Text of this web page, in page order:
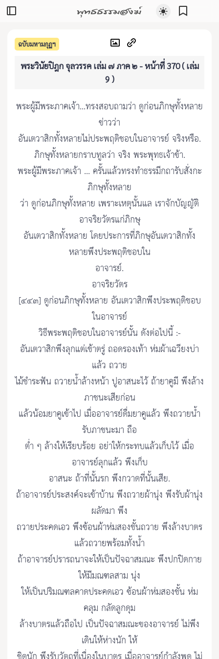
พุทธธรรมสงฆ์
ฉบับมหามกุฏฯ
พระวินัยปิฎก จุลวรรค เล่ม ๗ ภาค ๒ - หน้าที่ 370 ( เล่ม
9 )
พระผู้มีพระภาคเจ้า...ทรงสอบถามว่า ดูก่อนภิกษุทั้งหลาย
ข่าวว่า
อันเตวาสิกทั้งหลายไม่ประพฤติชอบในอาจารย์ จริงหรือ.
ภิกษุทั้งหลายกราบทูลว่า จริง พระพุทธเจ้าข้า.
พระผู้มีพระภาคเจ้า ... ครั้นแล้วทรงทำธรรมีกถารับสั่งกะ
ภิกษุทั้งหลาย
ว่า ดูก่อนภิกษุทั้งหลาย เพราะเหตุนั้นแล เราจักบัญญัติ
อาจริยวัตรแก่ภิกษุ
อันเตวาสิกทั้งหลาย โดยประการที่ภิกษุอันเตวาสิกทั้ง
หลายพึงประพฤติชอบใน
อาจารย์.
อาจริยวัตร
[๔๔๓] ดูก่อนภิกษุทั้งหลาย อันเตวาสิกพึงประพฤติชอบ
ในอาจารย์
วิธีพระพฤติชอบในอาจารย์นั้น ดังต่อไปนี้ :-
อันเตวาสิกพึงลุกแต่เช้าตรู่ ถอดรองเท้า ห่มผ้าเฉวียงบ่า
แล้ว ถวาย
ไม้ชำระฟัน ถวายน้ำล้างหน้า ปูอาสนะไว้ ถ้ายาคูมี พึงล้าง
ภาชนะเสียก่อน
แล้วน้อมยาคูเข้าไป เมื่ออาจารย์ดื่มยาคูแล้ว พึงถวายน้ำ
รับภาชนะมา ถือ
ต่ำ ๆ ล้างให้เรียบร้อย อย่าให้กระทบแล้วเก็บไว้ เมื่อ
อาจารย์ลุกแล้ว พึงเก็บ
อาสนะ ถ้าที่นั้นรก พึงกวาดที่นั้นเสีย.
ถ้าอาจารย์ประสงค์จะเข้าบ้าน พึงถวายผ้านุ่ง พึงรับผ้านุ่ง
ผลัดมา พึง
ถวายประคดเอว พึงซ้อนผ้าห่มสองชั้นถวาย พึงล้างบาตร
แล้วถวายพร้อมทั้งน้ำ
ถ้าอาจารย์ปรารถนาจะให้เป็นปัจฉาสมณะ พึงปกปิดกาย
ให้มีมณฑลสาม นุ่ง
ให้เป็นปริมณฑลคาดประคดเอว ซ้อนผ้าห่มสองชั้น ห่ม
คลุม กลัดลูกดุม
ล้างบาตรแล้วถือไป เป็นปัจฉาสมณะของอาจารย์ ไม่พึง
เดินให้ห่างนัก ให้